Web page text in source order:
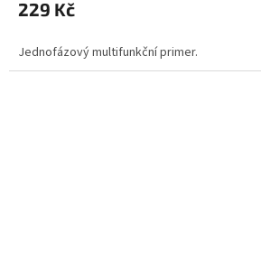
229 Kč
Jednofázový multifunkční primer.